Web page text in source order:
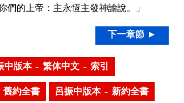
們的上帝：主永恆主發神諭說。」
下一章節 ►
中版本 – 繁体中文 – 索引
舊約全書 呂振中版本 – 新約全書